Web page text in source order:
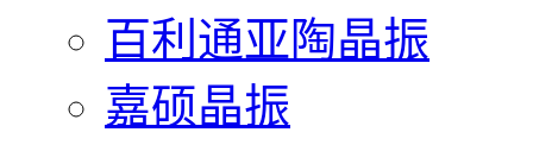
百利通亚陶晶振
嘉硕晶振